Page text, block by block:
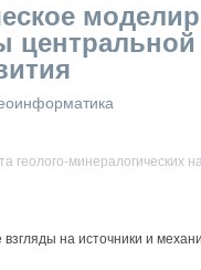
геолого-минералогических
на источники и